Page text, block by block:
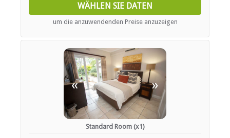
WÄHLEN SIE DATEN
um die anzuwendenden Preise anzuzeigen
« »
Standard Room (x1)